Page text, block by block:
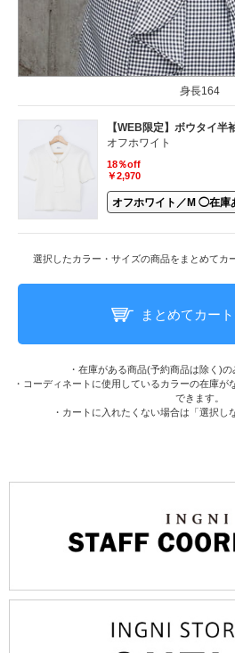
身長164
【WEB限定】ボウタイ半
オフホワイト
18％off
￥2,970
選択したカラー・サイズの商品をまとめてカ
まとめてカー
・在庫がある商品(予約商品は除く)の
・コーディネートに使用しているカラーの在庫が
できます。
・カートに入れたくない場合は「選択し